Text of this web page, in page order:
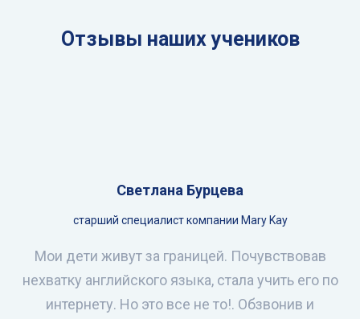
Отзывы наших учеников
Светлана Бурцева
старший специалист компании Mary Kay
Мои дети живут за границей. Почувствовав
нехватку английского языка, стала учить его по
интернету. Но это все не то!. Обзвонив и